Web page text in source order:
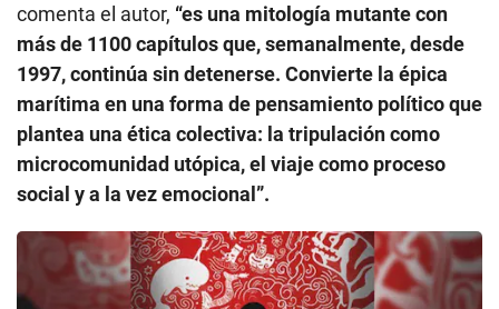
comenta el autor, “es una mitología mutante con
más de 1100 capítulos que, semanalmente, desde
1997, continúa sin detenerse. Convierte la épica
marítima en una forma de pensamiento político que
plantea una ética colectiva: la tripulación como
microcomunidad utópica, el viaje como proceso
social y a la vez emocional”.